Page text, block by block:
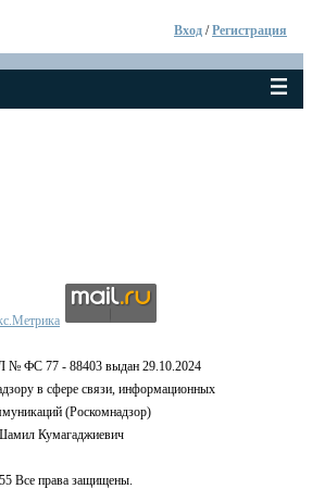
Вход /Регистрация
№ ФС 77 - 88403 выдан 29.10.2024
в сфере связи, информационных
(Роскомнадзор)
Кумагаджиевич
Все права защищены.